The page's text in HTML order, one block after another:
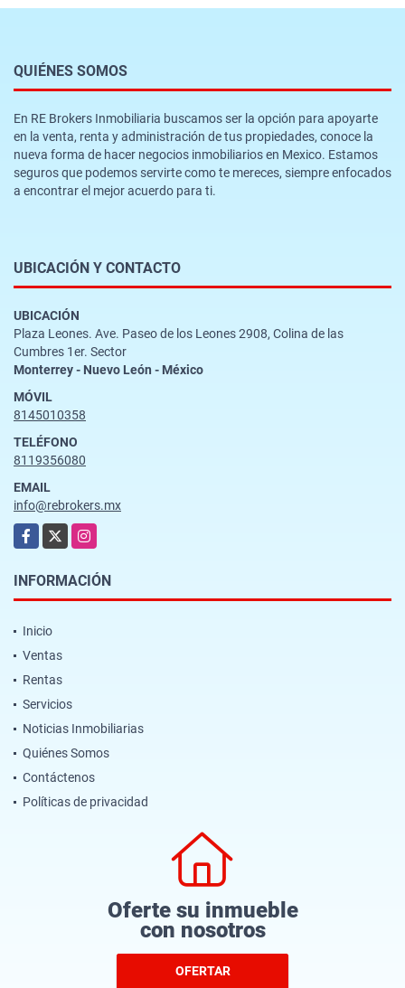
QUIÉNES SOMOS
En RE Brokers Inmobiliaria buscamos ser la opción para apoyarte
en la venta, renta y administración de tus propiedades, conoce la
nueva forma de hacer negocios inmobiliarios en Mexico. Estamos
seguros que podemos servirte como te mereces, siempre enfocados
a encontrar el mejor acuerdo para ti.
UBICACIÓN Y CONTACTO
UBICACIÓN
Plaza Leones. Ave. Paseo de los Leones 2908, Colina de las
Cumbres 1er. Sector
Monterrey - Nuevo León - México
MÓVIL
8145010358
TELÉFONO
8119356080
EMAIL
info@rebrokers.mx
Facebook
X Instagram
INFORMACIÓN
Inicio
Ventas
Rentas
Servicios
Noticias Inmobiliarias
Quiénes Somos
Contáctenos
Políticas de privacidad
Oferte su inmueble
con nosotros
OFERTAR